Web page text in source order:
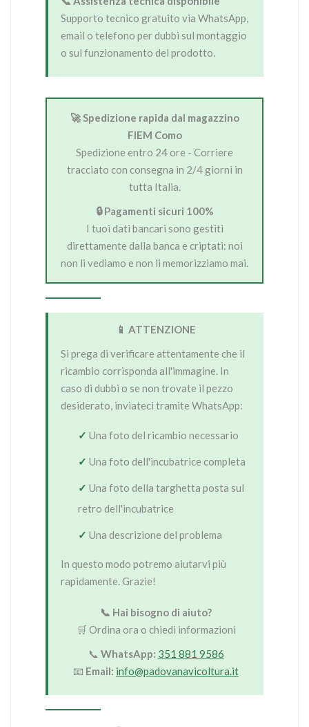
Supporto tecnico gratuito via WhatsApp,
email o telefono per dubbi sul montaggio
o sul funzionamento del prodotto.
🚀 Spedizione rapida dal magazzino
FIEM Como
Spedizione entro 24 ore - Corriere
tracciato con consegna in 2/4 giorni in
tutta Italia.
🔒 Pagamenti sicuri 100%
I tuoi dati bancari sono gestiti
direttamente dalla banca e criptati: noi
non li vediamo e non li memorizziamo mai.
📱 ATTENZIONE
Si prega di verificare attentamente che il
ricambio corrisponda all'immagine. In
caso di dubbi o se non trovate il pezzo
desiderato, inviateci tramite WhatsApp:
✓ Una foto del ricambio necessario
✓ Una foto dell'incubatrice completa
✓ Una foto della targhetta posta sul
retro dell'incubatrice
✓ Una descrizione del problema
In questo modo potremo aiutarvi più
rapidamente. Grazie!
📞 Hai bisogno di aiuto?
🛒 Ordina ora o chiedi informazioni
📞 WhatsApp: 351 881 9586
📧 Email: info@padovanavicoltura.it